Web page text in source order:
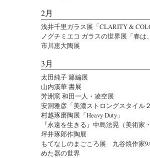
2月
浅井千里ガラス展「CLARITY &
ノグチミエコ ガラスの世界展「春は
市川恵大陶展
3月
太田純子 籐編展
山内溪華 書展
芳洲窯 和田一人・凌空展
安洞雅彦「美濃ストロングスタイル２
村越琢磨陶展「Heavy Duty」
『永遠を生きる』中島法晃（美術家
坪井琢郎作陶展
もてなしのまごころ展 九谷焼作家9
めた器の世界